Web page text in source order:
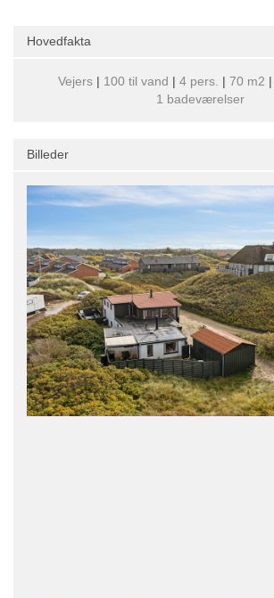
Hovedfakta
Vejers| 100 til vand | 4 pers. | 70 m2 |
1 badeværelser
Billeder